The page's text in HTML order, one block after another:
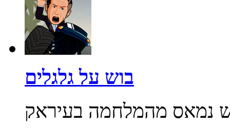
בוש על גלגלים